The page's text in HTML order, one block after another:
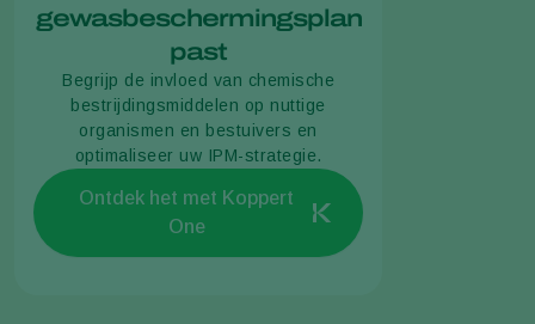
gewasbeschermingsplan
past
Begrijp de invloed van chemische
bestrijdingsmiddelen op nuttige
organismen en bestuivers en
optimaliseer uw IPM-strategie.
Ontdek het met Koppert
One